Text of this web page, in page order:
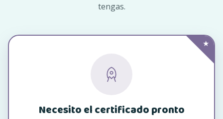
tengas.
★
Necesito el certificado pronto